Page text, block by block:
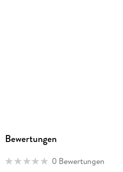
Bewertungen
0 Bewertungen